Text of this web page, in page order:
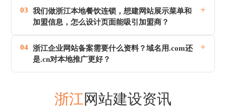
03 我们做浙江本地餐饮连锁，想建网站展示菜单和
加盟信息，怎么设计页面能吸引加盟商？
+
04 浙江企业网站备案需要什么资料？域名用.com还
是.cn对本地推广更好？
+
浙江网站建设资讯